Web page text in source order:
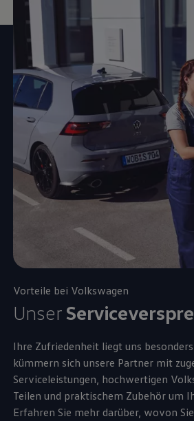
Vorteile bei Volkswagen
Unser
Ihre Zufriedenheit liegt uns
kümmern sich unsere Partner mit
Serviceleistungen, hochwertigen
Teilen und praktischem Zubehörum
Erfahren Sie mehr darüber, wovon